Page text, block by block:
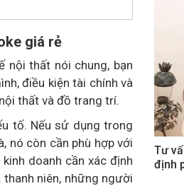
giá rẻ
nội thất nói chung, bạn
điều kiện tài chính và
thất và đồ trang trí.
tố. Nếu sử dụng trong
nó còn cần phù hợp với
doanh cần xác định
niên, những người
Tư
định